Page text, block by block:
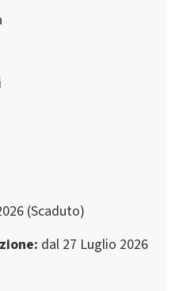
(Scaduto)
dal 27 Luglio 2026